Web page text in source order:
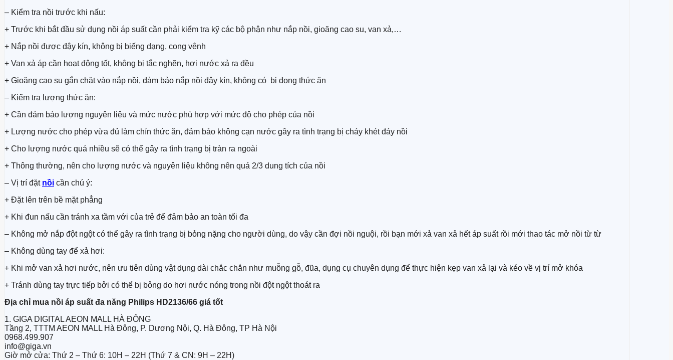
– Kiểm tra nồi trước khi nấu:
+ Trước khi bắt đầu sử dụng nồi áp suất cần phải kiểm tra kỹ các bộ phận như nắp nồi, gioăng cao su, van xả,…
+ Nắp nồi được đậy kín, không bị biếng dạng, cong vênh
+ Van xả áp cần hoạt động tốt, không bị tắc nghẽn, hơi nước xả ra đều
+ Gioăng cao su gắn chặt vào nắp nồi, đảm bảo nắp nồi đậy kín, không có bị đọng thức ăn
– Kiểm tra lượng thức ăn:
+ Cần đảm bảo lượng nguyên liệu và mức nước phù hợp với mức độ cho phép của nồi
+ Lượng nước cho phép vừa đủ làm chín thức ăn, đảm bảo không cạn nước gây ra tình trạng bị cháy khét đáy nồi
+ Cho lượng nước quá nhiều sẽ có thể gây ra tình trạng bị tràn ra ngoài
+ Thông thường, nên cho lượng nước và nguyên liệu không nên quá 2/3 dung tích của nồi
– Vị trí đặt nồi cần chú ý:
+ Đặt lên trên bề mặt phẳng
+ Khi đun nấu cần tránh xa tầm với của trẻ để đảm bảo an toàn tối đa
– Không mở nắp đột ngột có thể gây ra tình trạng bị bỏng nặng cho người dùng, do vậy cần đợi nồi nguội, rồi bạn mới xả van xả hết áp suất rồi mới thao tác mở nồi từ từ
– Không dùng tay để xả hơi:
+ Khi mở van xả hơi nước, nên ưu tiên dùng vật dụng dài chắc chắn như muỗng gỗ, đũa, dụng cụ chuyên dụng để thực hiện kẹp van xả lại và kéo về vị trí mở khóa
+ Tránh dùng tay trực tiếp bởi có thể bị bỏng do hơi nước nóng trong nồi đột ngột thoát ra
Địa chỉ mua nồi áp suất đa năng Philips HD2136/66 giá tốt
1. GIGA DIGITAL AEON MALL HÀ ĐÔNG
Tầng 2, TTTM AEON MALL Hà Đông, P. Dương Nội, Q. Hà Đông, TP Hà Nội
0968.499.907
info@giga.vn
Giờ mở cửa: Thứ 2 – Thứ 6: 10H – 22H (Thứ 7 & CN: 9H – 22H)